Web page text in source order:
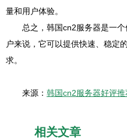
量和用户体验。
总之，韩国cn2服务器是一
户来说，它可以提供快速、稳定
求。
来源： 韩国cn2服务器好评推
相关文章